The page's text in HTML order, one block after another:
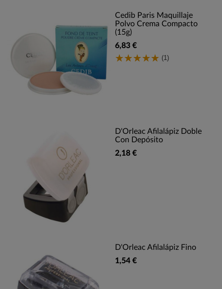
Cedib Paris Maquillaje
Polvo Crema Compacto
(15g)
6,83 €
(1)
D'Orleac Afilalápiz Doble
Con Depósito
2,18 €
D'Orleac Afilalápiz Fino
1,54 €